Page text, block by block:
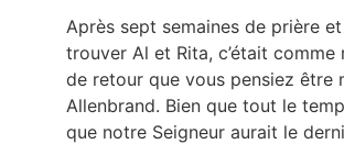
Après sept semaines de prière
trouver Al et Rita, c’était comme
de retour que vous pensiez être
Allenbrand. Bien que tout le
que notre Seigneur aurait le